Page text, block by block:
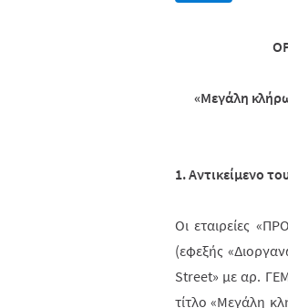
«Μεγάλη
1. Αντικείμενο
Οι εταιρείες
(εφεξής
Street» με αρ.
τίτλο «Μεγάλη